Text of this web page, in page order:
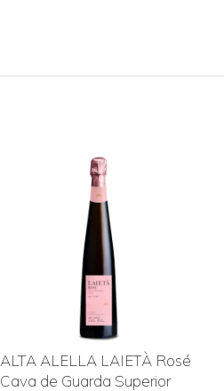
ALTA ALELLA LAIETÀ Rosé
Cava de Guarda Superior